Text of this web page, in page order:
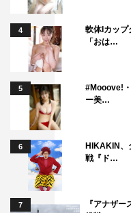
4
軟体Iカッ
「おは…
5
#Mooove!
ー美…
6
HIKAKIN、
戦『ド…
7
『アナザ